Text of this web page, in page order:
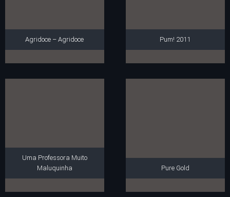
Agridoce – Agridoce Pum! 2011
Uma Professora Muito
Maluquinha Pure Gold